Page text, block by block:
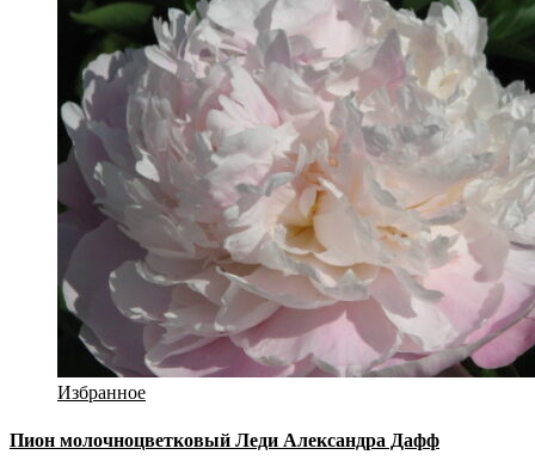
Избранное
Пион молочноцветковый Леди Александра Дафф